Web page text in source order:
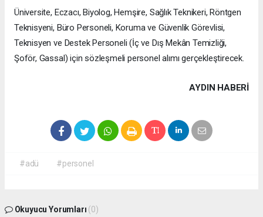
Üniversite, Eczacı, Biyolog, Hemşire, Sağlık Teknikeri, Röntgen
Teknisyeni, Büro Personeli, Koruma ve Güvenlik Görevlisi,
Teknisyen ve Destek Personeli (İç ve Dış Mekân Temizliği,
Şoför, Gassal) için sözleşmeli personel alımı gerçekleştirecek.
AYDIN HABERİ
#adü #personel
Okuyucu Yorumları (0)